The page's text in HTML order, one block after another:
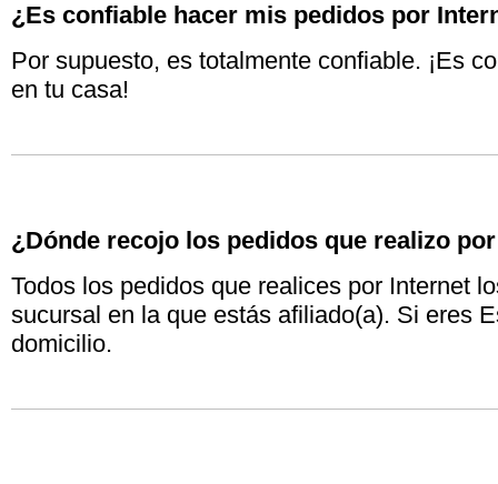
¿Es confiable hacer mis pedidos por
Por supuesto, es totalmente confiable. ¡Es
en tu casa!
¿Dónde recojo los pedidos que realizo
Todos los pedidos que realices por Internet
sucursal en la que estás afiliado(a). Si eres
domicilio.